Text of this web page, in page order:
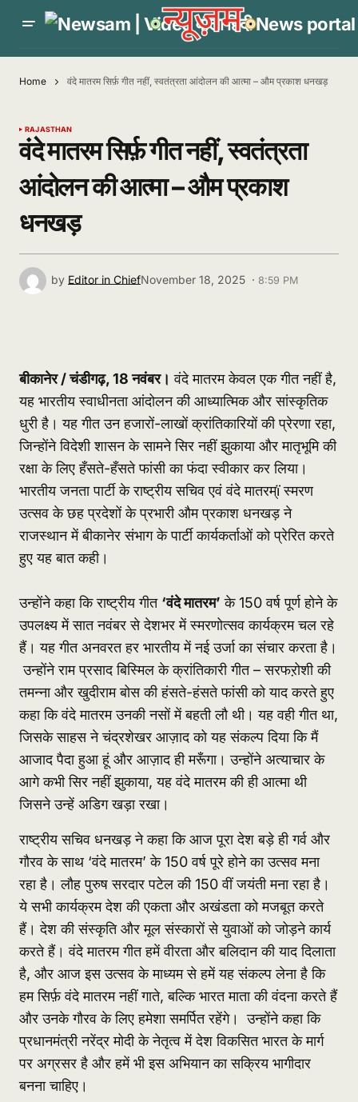
Home वंदे मातरम सिर्फ़ गीत नहीं, स्वतंत्रता आंदोलन की आत्मा – औम प्रकाश धनखड़
RAJASTHAN
वंदे मातरम सिर्फ़ गीत नहीं, स्वतंत्रता
आंदोलन की आत्मा – औम प्रकाश
धनखड़
by Editor in ChiefNovember 18, 2025 · 8:59 PM
बीकानेर / चंडीगढ़, 18 नवंबर। वंदे मातरम केवल एक गीत नहीं है,
यह भारतीय स्वाधीनता आंदोलन की आध्यात्मिक और सांस्कृतिक
धुरी है। यह गीत उन हजारों-लाखों क्रांतिकारियों की प्रेरणा रहा,
जिन्होंने विदेशी शासन के सामने सिर नहीं झुकाया और मातृभूमि की
रक्षा के लिए हँसते-हँसते फांसी का फंदा स्वीकार कर लिया।
भारतीय जनता पार्टी के राष्ट्रीय सचिव एवं वंदे मातरम्ï स्मरण
उत्सव के छह प्रदेशों के प्रभारी औम प्रकाश धनखड़ ने
राजस्थान में बीकानेर संभाग के पार्टी कार्यकर्ताओं को प्रेरित करते
हुए यह बात कही।
उन्होंने कहा कि राष्ट्रीय गीत ‘वंदे मातरम’ के 150 वर्ष पूर्ण होने के
उपलक्ष्य में सात नवंबर से देशभर में स्मरणोत्सव कार्यक्रम चल रहे
हैं। यह गीत अनवरत हर भारतीय में नई उर्जा का संचार करता है।
उन्होंने राम प्रसाद बिस्मिल के क्रांतिकारी गीत – सरफऱोशी की
तमन्ना और खुदीराम बोस की हंसते-हंसते फांसी को याद करते हुए
कहा कि वंदे मातरम उनकी नसों में बहती लौ थी। यह वही गीत था,
जिसके साहस ने चंद्रशेखर आज़ाद को यह संकल्प दिया कि मैं
आजाद पैदा हुआ हूं और आज़ाद ही मरूँगा। उन्होंने अत्याचार के
आगे कभी सिर नहीं झुकाया, यह वंदे मातरम की ही आत्मा थी
जिसने उन्हें अडिग खड़ा रखा।
राष्ट्रीय सचिव धनखड़ ने कहा कि आज पूरा देश बड़े ही गर्व और
गौरव के साथ ‘वंदे मातरम’ के 150 वर्ष पूरे होने का उत्सव मना
रहा है। लौह पुरुष सरदार पटेल की 150 वीं जयंती मना रहा है।
ये सभी कार्यक्रम देश की एकता और अखंडता को मजबूत करते
हैं। देश की संस्कृति और मूल संस्कारों से युवाओं को जोड़ने कार्य
करते हैं। वंदे मातरम गीत हमें वीरता और बलिदान की याद दिलाता
है, और आज इस उत्सव के माध्यम से हमें यह संकल्प लेना है कि
हम सिर्फ़ वंदे मातरम नहीं गाते, बल्कि भारत माता की वंदना करते हैं
और उनके गौरव के लिए हमेशा समर्पित रहेंगे। उन्होंने कहा कि
प्रधानमंत्री नरेंद्र मोदी के नेतृत्व में देश विकसित भारत के मार्ग
पर अग्रसर है और हमें भी इस अभियान का सक्रिय भागीदार
बनना चाहिए।